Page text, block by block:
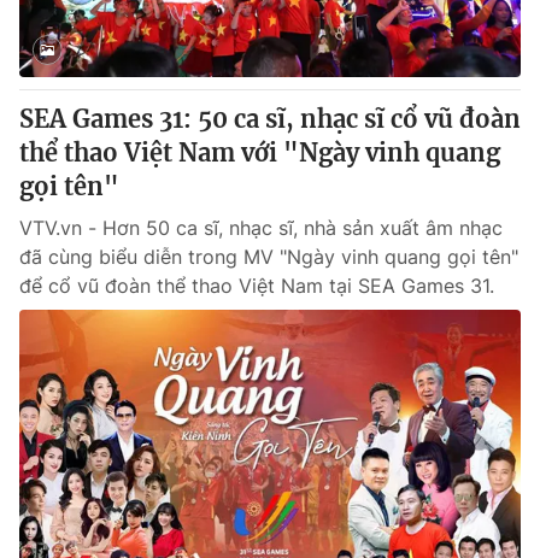
SEA Games 31: 50 ca sĩ, nhạc sĩ cổ vũ đoàn
thể thao Việt Nam với "Ngày vinh quang
gọi tên"
VTV.vn - Hơn 50 ca sĩ, nhạc sĩ, nhà sản xuất âm nhạc
đã cùng biểu diễn trong MV "Ngày vinh quang gọi tên"
để cổ vũ đoàn thể thao Việt Nam tại SEA Games 31.